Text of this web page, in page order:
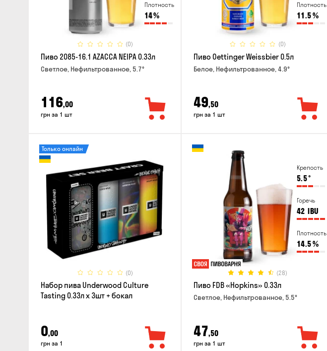
Плотность
14%
(0)
Пиво 2085-16.1 AZACCA NEIPA 0.33л
Светлое, Нефильтрованное, 5.7°
116,00
грн за 1 шт
Плотность
11.5%
(0)
Пиво Oettinger Weissbier 0.5л
Белое, Нефильтрованное, 4.9°
49,50
грн за 1 шт
(0)
Только онлайн
Набор пива Underwood Culture
Tasting 0.33л x 3шт + бокал
0,00
грн за 1
Крепость
5.5°
Горечь
42 IBU
Плотность
14.5%
(28)
Пиво FDB «Hopkins» 0.33л
Светлое, Нефильтрованное, 5.5°
47,50
грн за 1 шт